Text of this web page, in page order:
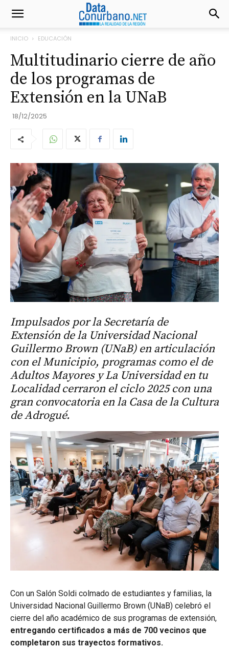
INICIO EDUCACIÓN
Multitudinario cierre de año
de los programas de
Extensión en la UNaB
18/12/2025
Impulsados por la Secretaría de
Extensión de la Universidad Nacional
Guillermo Brown (UNaB) en articulación
con el Municipio, programas como el de
Adultos Mayores y La Universidad en tu
Localidad cerraron el ciclo 2025 con una
gran convocatoria en la Casa de la Cultura
de Adrogué.
Con un Salón Soldi colmado de estudiantes y familias, la
Universidad Nacional Guillermo Brown (UNaB) celebró el
cierre del año académico de sus programas de extensión,
entregando certificados a más de 700 vecinos que
completaron sus trayectos formativos.